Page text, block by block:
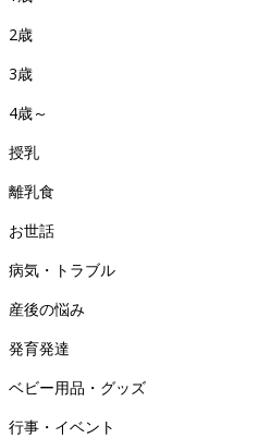
2歳
3歳
4歳～
授乳
離乳食
お世話
病気・トラブル
産後の悩み
発育発達
ベビー用品・グッズ
行事・イベント